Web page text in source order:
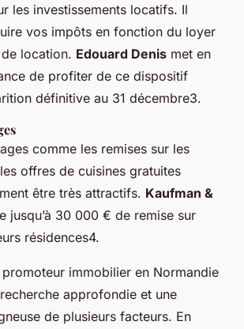
les investissements locatifs. Il
vos impôts en fonction du loyer
location. Edouard Denis met en
de profiter de ce dispositif
définitive au 31 décembre3.
comme les remises sur les
offres de cuisines gratuites
être très attractifs. Kaufman &
jusqu’à 30 000 € de remise sur
résidences4.
immobilier en Normandie
approfondie et une
de plusieurs facteurs. En